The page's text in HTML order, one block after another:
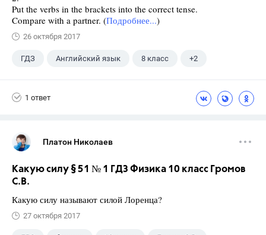
Put the verbs in the brackets into the correct tense.
Compare with a partner. (Подробнее...)
26 октября 2017
ГДЗ Английский язык 8 класс +2
1 ответ
Платон Николаев
Какую силу § 51 № 1 ГДЗ Физика 10 класс Громов
С.В.
Какую силу называют силой Лоренца?
27 октября 2017